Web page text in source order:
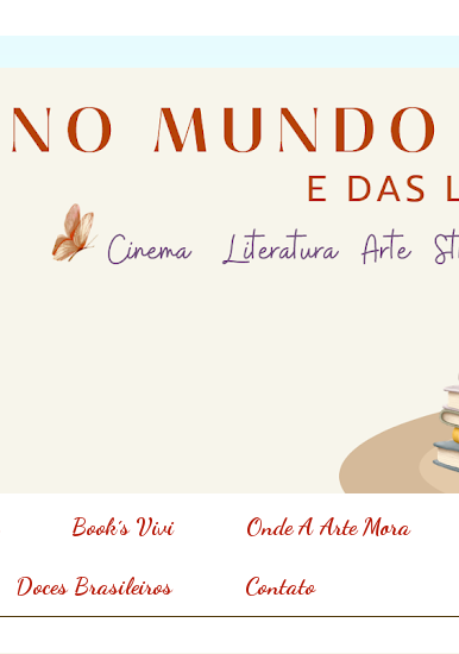
Book´s Vivi Onde A Arte Mora
Doces Brasileiros Contato